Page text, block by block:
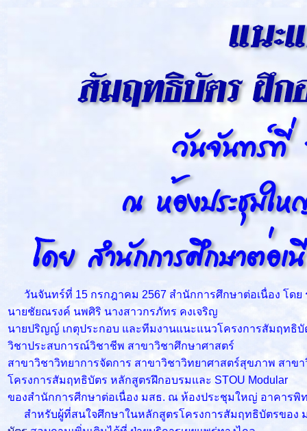
วันจันทร์ที่ 15 กรกฎาคม 2567 สำนักการศึกษาต่อเนื่อง โดย
นายชัยณรงค์ นพศิริ นางสาวกรภัทร คงเจริญ
นายปริญญ์ เกตุประกอบ และทีมงานแนะแนวโครงการสัมฤทธิ
วิชาประสบการณ์วิชาชีพ สาขาวิชาศึกษาศาสตร์
สาขาวิชาวิทยาการจัดการ สาขาวิชาวิทยาศาสตร์สุขภาพ สาข
โครงการสัมฤทธิบัตร หลักสูตรฝึกอบรมและ STOU Modular
ของสำนักการศีกษาต่อเนื่อง มสธ. ณ ห้องประชุมใหญ่ อาคาร
สำหรับผู้ที่สนใจศึกษาในหลักสูตรโครงการสัมฤทธิบัตรของ ม